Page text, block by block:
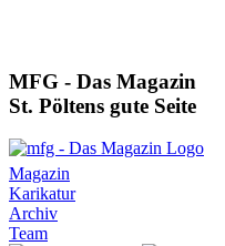
MFG - Das Magazin
St. Pöltens gute Seite
Magazin
Karikatur
Archiv
Team